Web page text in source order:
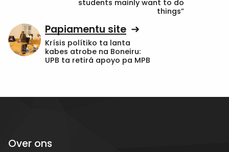
students mainly want to do
things”
Papiamentu site
Krísis polítiko ta lanta
kabes atrobe na Boneiru:
UPB ta retirá apoyo pa MPB
Over ons